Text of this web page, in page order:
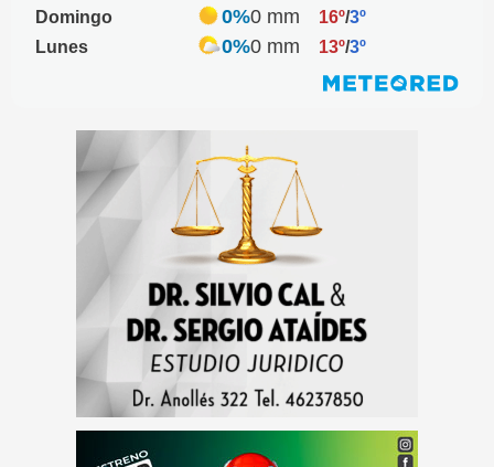
Domingo
0%0 mm 16º/3º
Lunes
0%0 mm 13º/3º